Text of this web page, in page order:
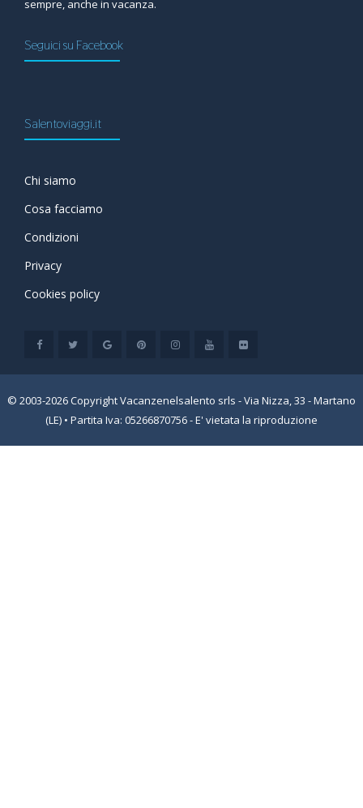
sempre, anche in vacanza.
Seguici su Facebook
Salentoviaggi.it
Chi siamo
Cosa facciamo
Condizioni
Privacy
Cookies policy
© 2003-2026 Copyright Vacanzenelsalento srls - Via Nizza, 33 - Martano
(LE) • Partita Iva: 05266870756 - E' vietata la riproduzione